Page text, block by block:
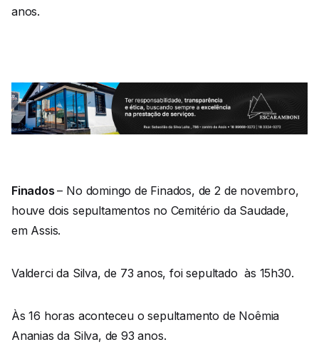
anos.
Finados– No domingo de Finados, de 2 de novembro,
houve dois sepultamentos no Cemitério da Saudade,
em Assis.
Valderci da Silva, de 73 anos, foi sepultado às 15h30.
Às 16 horas aconteceu o sepultamento de Noêmia
Ananias da Silva, de 93 anos.